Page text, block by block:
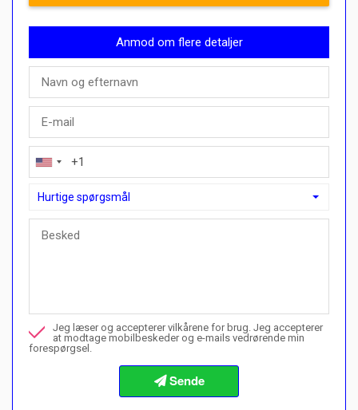
Anmod om flere detaljer
Hurtige spørgsmål
Hurtige spørgsmål
Jeg vil gerne booke en fremvisning
Jeg læser og accepterer vilkårene for brug. Jeg accepterer
at modtage mobilbeskeder og e-mails vedrørende min
forespørgsel.